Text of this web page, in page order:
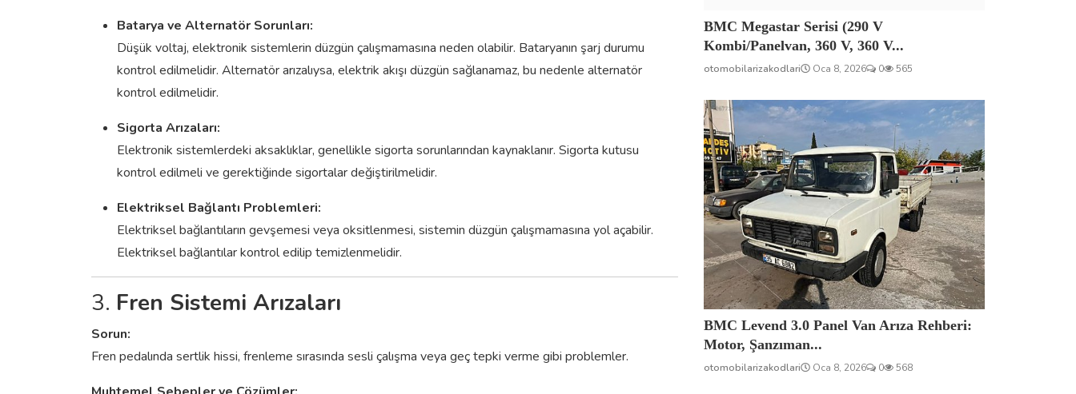
Batarya ve Alternatör Sorunları:
Düşük voltaj, elektronik sistemlerin düzgün çalışmamasına neden olabilir. Bataryanın şarj durumu
kontrol edilmelidir. Alternatör arızalıysa, elektrik akışı düzgün sağlanamaz, bu nedenle alternatör
kontrol edilmelidir.
Sigorta Arızaları:
Elektronik sistemlerdeki aksaklıklar, genellikle sigorta sorunlarından kaynaklanır. Sigorta kutusu
kontrol edilmeli ve gerektiğinde sigortalar değiştirilmelidir.
Elektriksel Bağlantı Problemleri:
Elektriksel bağlantıların gevşemesi veya oksitlenmesi, sistemin düzgün çalışmamasına yol açabilir.
Elektriksel bağlantılar kontrol edilip temizlenmelidir.
3. Fren Sistemi Arızaları
Sorun:
Fren pedalında sertlik hissi, frenleme sırasında sesli çalışma veya geç tepki verme gibi problemler.
BMC Megastar Serisi (290 V
Kombi/Panelvan, 360 V, 360 V...
otomobilarizakodlari Oca 8, 2026 0 565
BMC Levend 3.0 Panel Van Arıza Rehberi:
Motor, Şanzıman...
otomobilarizakodlari Oca 8, 2026 0 568